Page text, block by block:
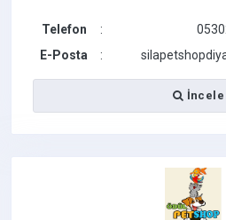
Telefon :
E-Posta
:
İncele